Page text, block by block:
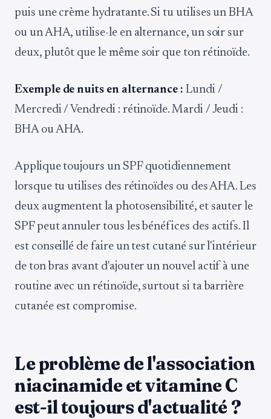
puis une crème hydratante. Si tu utilises un BHA
ou un AHA, utilise-le en alternance, un soir sur
deux, plutôt que le même soir que ton rétinoïde.
Exemple de nuits en alternance : Lundi /
Mercredi / Vendredi : rétinoïde. Mardi / Jeudi :
BHA ou AHA.
Applique toujours un SPF quotidiennement
lorsque tu utilises des rétinoïdes ou des AHA. Les
deux augmentent la photosensibilité, et sauter le
SPF peut annuler tous les bénéfices des actifs. Il
est conseillé de faire un test cutané sur l'intérieur
de ton bras avant d'ajouter un nouvel actif à une
routine avec un rétinoïde, surtout si ta barrière
cutanée est compromise.
Le problème de l'association
niacinamide et vitamine C
est-il toujours d'actualité ?